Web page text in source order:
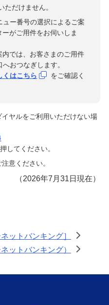
ただけません。
ー番号の選択によるご案
がご用件をお伺いしま
では、お客さまのご用件
おつなぎします。
くはこちら
をご確認く
ヤルをご利用いただけない場
してください。
意ください。
（2026年7月31日現在）
ットバンキング］
>
ットバンキング）
>